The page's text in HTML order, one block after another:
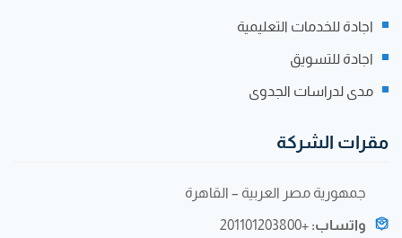
اجادة للخدمات التعليمية
اجادة للتسويق
مدى لدراسات الجدوى
مقرات الشركة
جمهورية مصر العربية – القاهرة
واتساب: +201101203800